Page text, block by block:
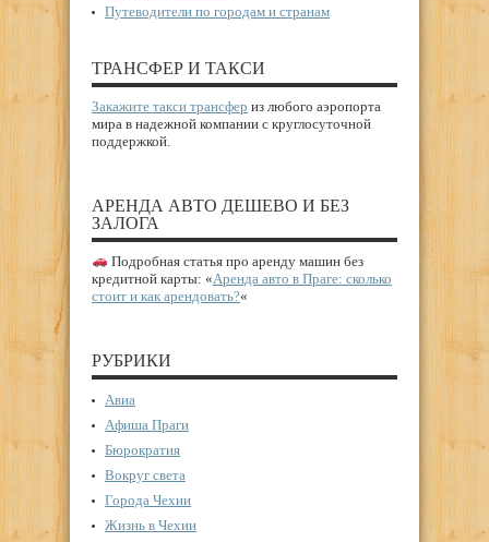
Путеводители по городам и странам
ТРАНСФЕР И ТАКСИ
Закажите такси трансфер из любого аэропорта
мира в надежной компании с круглосуточной
поддержкой.
АРЕНДА АВТО ДЕШЕВО И БЕЗ
ЗАЛОГА
Подробная статья про аренду машин без
кредитной карты: «Аренда авто в Праге: сколько
стоит и как арендовать?«
РУБРИКИ
Авиа
Афиша Праги
Бюрократия
Вокруг света
Города Чехии
Жизнь в Чехии